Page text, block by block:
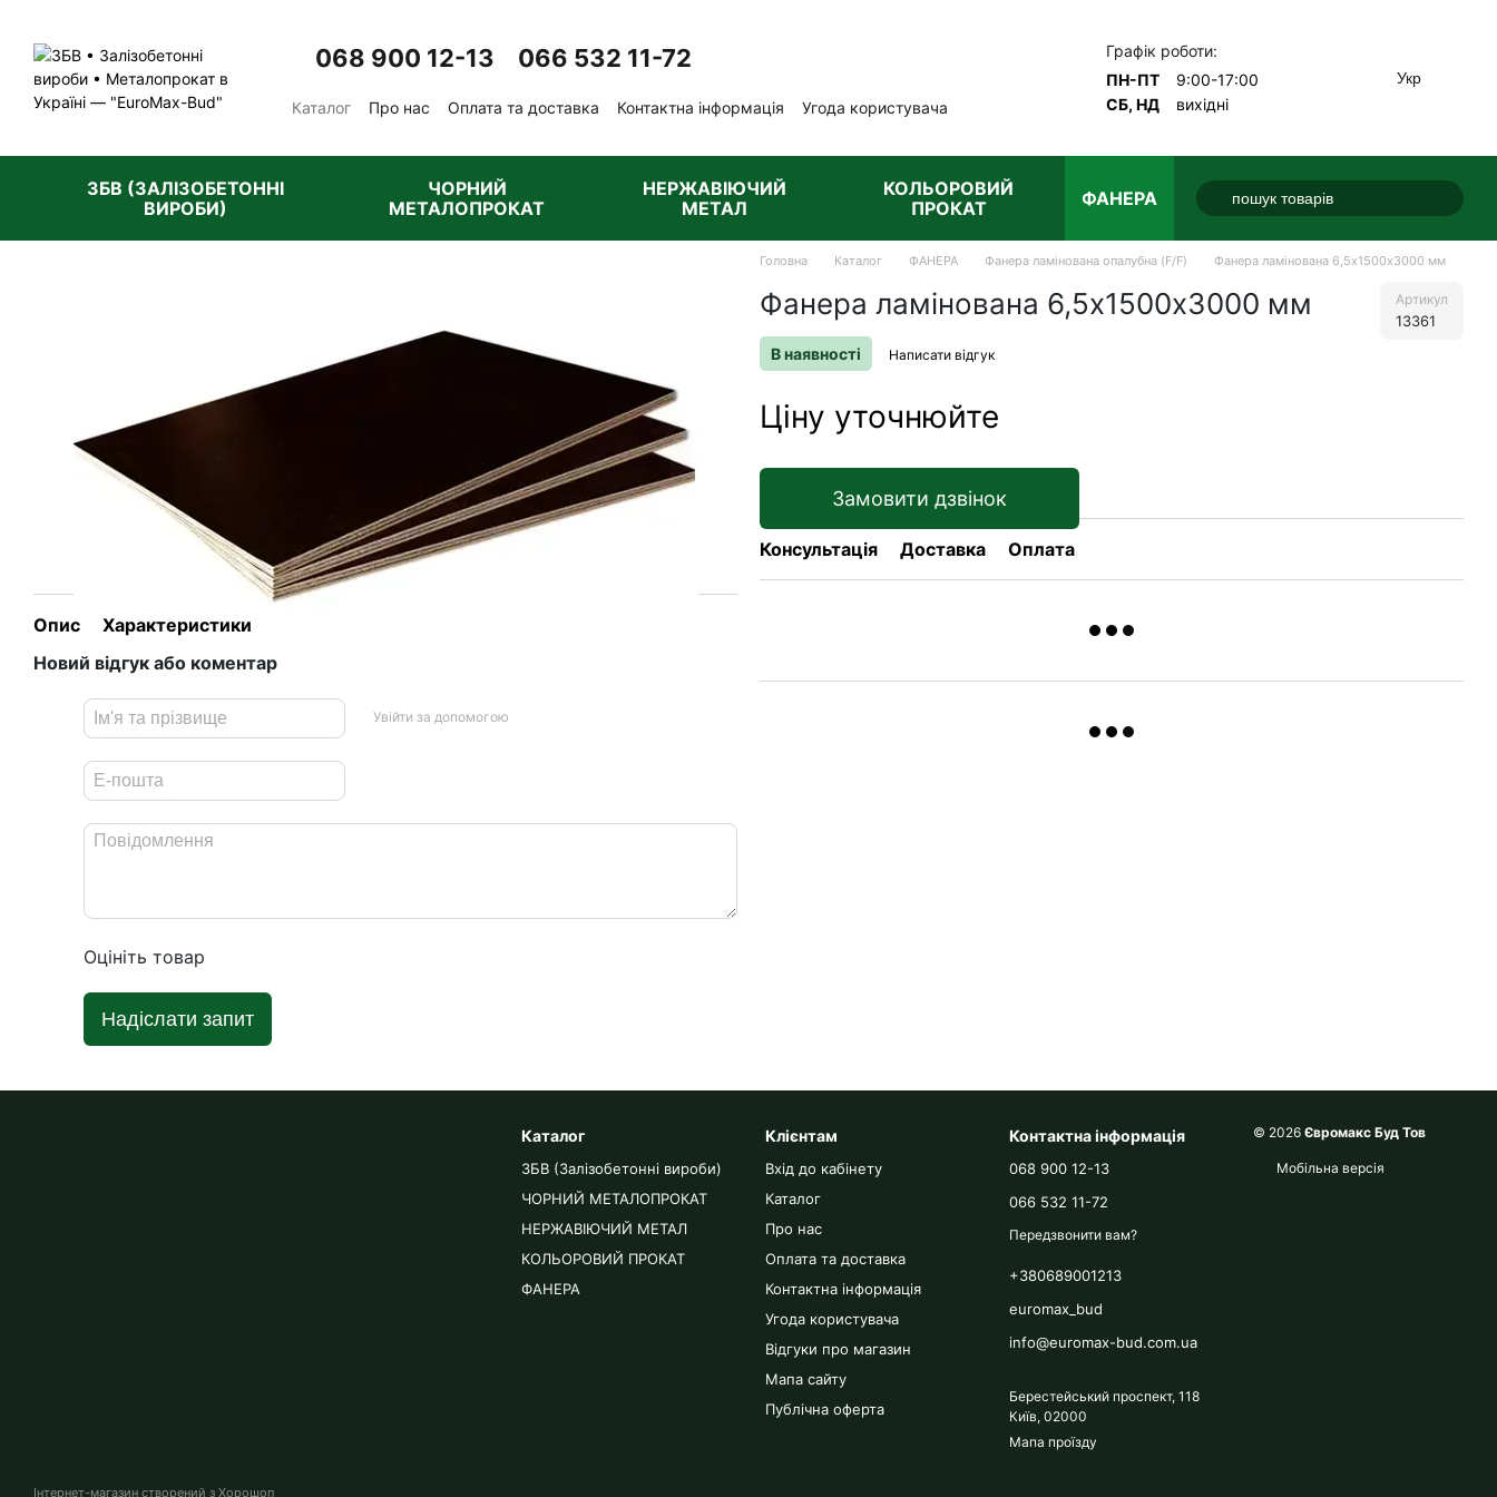
068 900 12-13 066 532 11-72
Каталог Про нас Оплата та доставка Контактна інформація
Угода користувача
Графік роботи:
ПН-ПТ
9:00-17:00
СБ, НД
вихідні
Укр
ЗБВ (ЗАЛІЗОБЕТОННІ
ВИРОБИ)
ЧОРНИЙ
МЕТАЛОПРОКАТ
НЕРЖАВІЮЧИЙ
МЕТАЛ
КОЛЬОРОВИЙ
ПРОКАТ
ФАНЕРА
Опис
Характеристики
Новий відгук або коментар
Увійти за допомогою
Оцініть товар
Надіслати запит
Головна Каталог ФАНЕРА Фанера ламінована опалубна (F/F) Фанера ламінована 6,5х1500х3000 мм
Фанера ламінована 6,5х1500х3000 мм Артикул
13361
В наявності Написати відгук
Ціну уточнюйте
Замовити дзвінок
Консультація Доставка Оплата
Інтернет-магазин створений з Хорошоп
Каталог
ЗБВ (Залізобетонні вироби)
ЧОРНИЙ МЕТАЛОПРОКАТ
НЕРЖАВІЮЧИЙ МЕТАЛ
КОЛЬОРОВИЙ ПРОКАТ
ФАНЕРА
Клієнтам
Вхід до кабінету
Каталог
Про нас
Оплата та доставка
Контактна інформація
Угода користувача
Відгуки про магазин
Мапа сайту
Публічна оферта
Контактна інформація
068 900 12-13
066 532 11-72
Передзвонити вам?
+380689001213
euromax_bud
info@euromax-bud.com.ua
Берестейський проспект, 118
Київ, 02000
Мапа проїзду
© 2026 Євромакс Буд Тов
Мобільна версія